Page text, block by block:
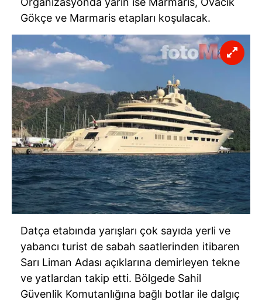
Gökçe ve Marmaris etapları koşulacak.
Datça etabında yarışları çok sayıda yerli ve
yabancı turist de sabah saatlerinden itibaren
Sarı Liman Adası açıklarına demirleyen tekne
ve yatlardan takip etti. Bölgede Sahil
Güvenlik Komutanlığına bağlı botlar ile dalgıç